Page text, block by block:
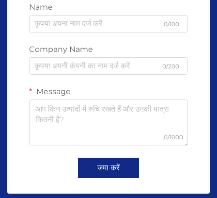
Name
0/100
Company Name
0/200
Message
0/1000
जमा करें